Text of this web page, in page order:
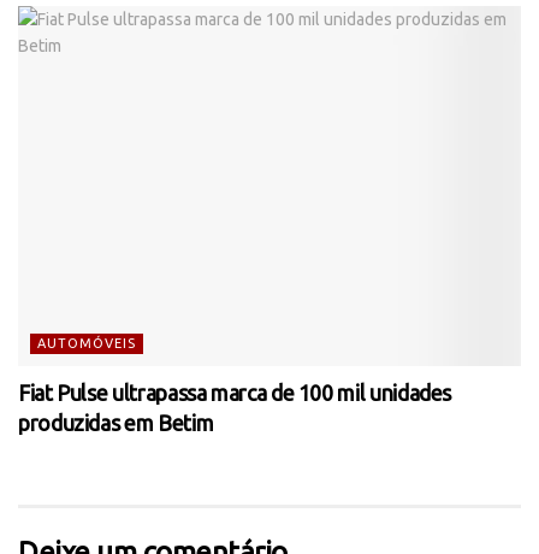
AUTOMÓVEIS
Fiat Pulse ultrapassa marca de 100 mil unidades
produzidas em Betim